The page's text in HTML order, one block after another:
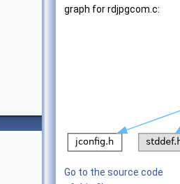
graph for rdjpgcom.c:
Go to the source code